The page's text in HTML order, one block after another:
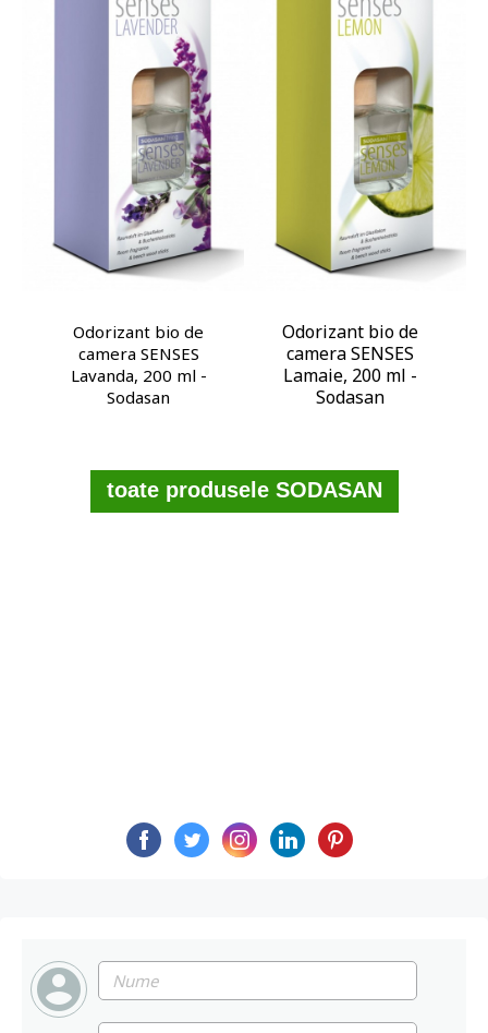
Odorizant bio de
camera SENSES
Lavanda, 200 ml -
Sodasan
Odorizant bio de
camera SENSES
Lamaie, 200 ml -
Sodasan
toate produsele SODASAN